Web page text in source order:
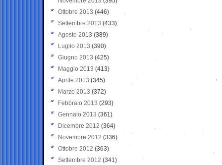
Ottobre 2013 (446)
Settembre 2013 (433)
Agosto 2013 (389)
Luglio 2013 (390)
Giugno 2013 (425)
Maggio 2013 (413)
Aprile 2013 (345)
Marzo 2013 (372)
Febbraio 2013 (293)
Gennaio 2013 (361)
Dicembre 2012 (364)
Novembre 2012 (336)
Ottobre 2012 (363)
Settembre 2012 (341)